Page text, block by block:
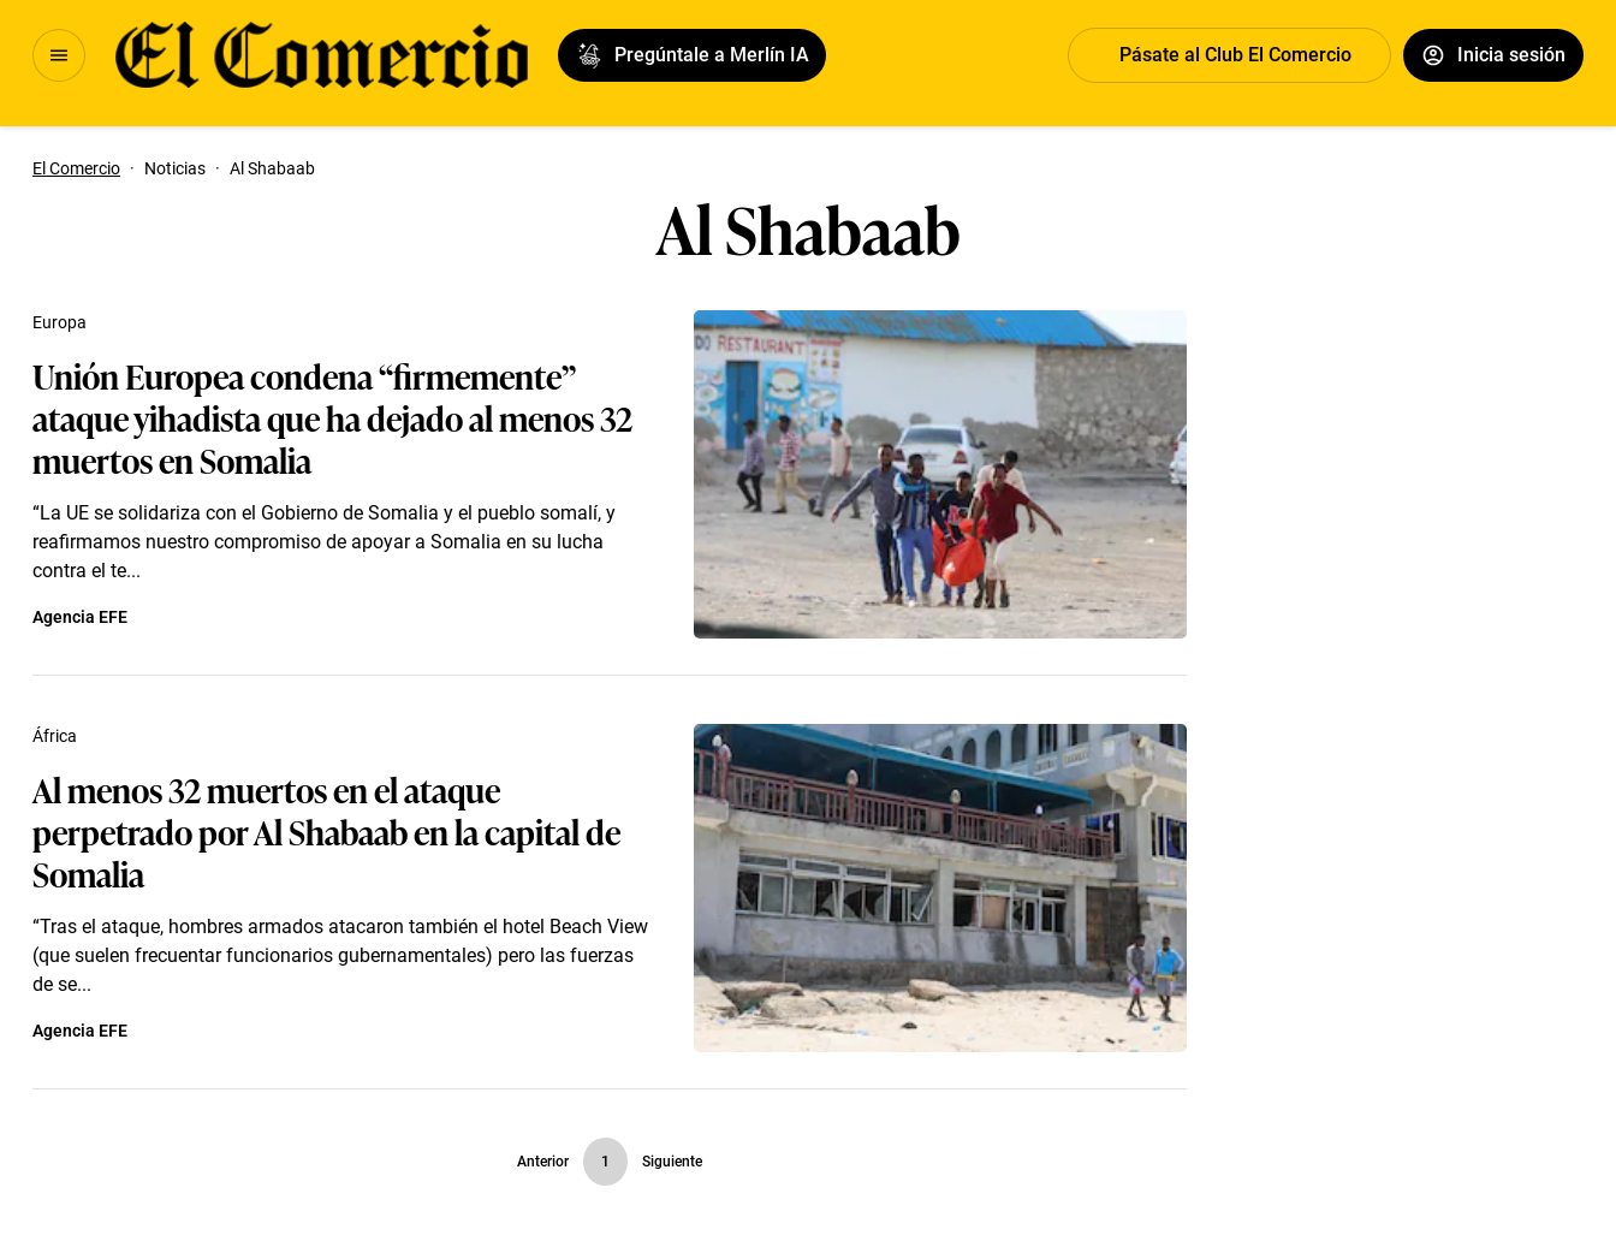
Pregúntale a Merlín IA Pásate al Club El Comercio Inicia sesión
El Comercio · Noticias · Al Shabaab
Al Shabaab
Unión Europea condena “firmemente”
ataque yihadista que ha dejado al menos 32
muertos en Somalia
“La UE se solidariza con el Gobierno de Somalia y el pueblo somalí, y
reafirmamos nuestro compromiso de apoyar a Somalia en su lucha
contra el te...
Europa
Agencia EFE
Al menos 32 muertos en el ataque
perpetrado por Al Shabaab en la capital de
Somalia
“Tras el ataque, hombres armados atacaron también el hotel Beach View
(que suelen frecuentar funcionarios gubernamentales) pero las fuerzas
de se...
África
Agencia EFE
Anterior 1 Siguiente